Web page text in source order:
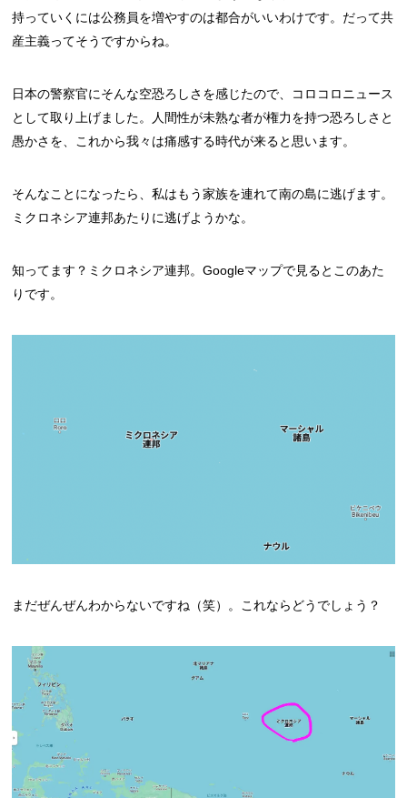
持っていくには公務員を増やすのは都合がいいわけです。だって共
産主義ってそうですからね。
日本の警察官にそんな空恐ろしさを感じたので、コロコロニュース
として取り上げました。人間性が未熟な者が権力を持つ恐ろしさと
愚かさを、これから我々は痛感する時代が来ると思います。
そんなことになったら、私はもう家族を連れて南の島に逃げます。
ミクロネシア連邦あたりに逃げようかな。
知ってます？ミクロネシア連邦。Googleマップで見るとこのあた
りです。
まだぜんぜんわからないですね（笑）。これならどうでしょう？